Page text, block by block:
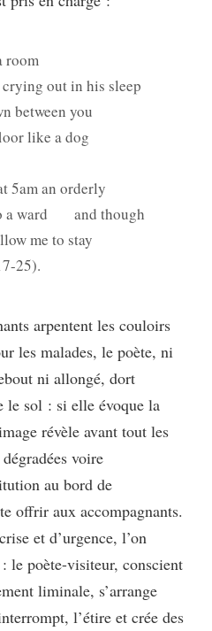
room
out in his sleep
between you
like a dog
an orderly
a ward and though
me to stay
25).
arpentent les couloirs
les malades, le poète, ni
ni allongé, dort
le sol : si elle évoque la
révèle avant tout les
voire
au bord de
offrir aux accompagnants.
et d’urgence, l’on
: le poète-visiteur, conscient
liminale, s’arrange
l’étire et crée des